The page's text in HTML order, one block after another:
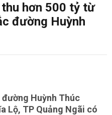
hơn 500 tỷ từ
đường Huỳnh
đường Huỳnh Thúc
Lộ, TP Quảng Ngãi có